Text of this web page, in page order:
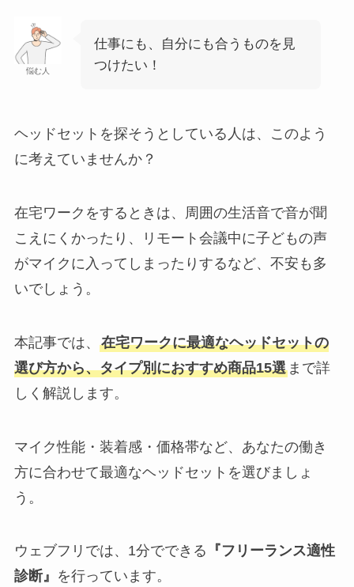
悩む人
仕事にも、自分にも合うものを見
つけたい！
ヘッドセットを探そうとしている人は、このよう
に考えていませんか？
在宅ワークをするときは、周囲の生活音で音が聞
こえにくかったり、リモート会議中に子どもの声
がマイクに入ってしまったりするなど、不安も多
いでしょう。
本記事では、 在宅ワークに最適なヘッドセットの
選び方から、タイプ別におすすめ商品15選まで詳
しく解説します。
マイク性能・装着感・価格帯など、あなたの働き
方に合わせて最適なヘッドセットを選びましょ
う。
ウェブフリでは、1分でできる 『フリーランス適性
診断』 を行っています。